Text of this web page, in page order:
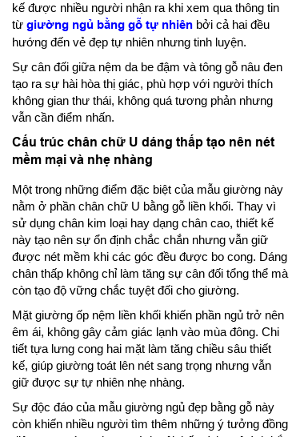
kế được nhiều người nhận ra khi xem qua thông tin
từ giường ngủ bằng gỗ tự nhiên bởi cả hai đều
hướng đến vẻ đẹp tự nhiên nhưng tinh luyện.
Sự cân đối giữa nệm da be đậm và tông gỗ nâu đen
tạo ra sự hài hòa thị giác, phù hợp với người thích
không gian thư thái, không quá tương phản nhưng
vẫn cần điểm nhấn.
Cấu trúc chân chữ U dáng thấp tạo nên nét
mềm mại và nhẹ nhàng
Một trong những điểm đặc biệt của mẫu giường này
nằm ở phần chân chữ U bằng gỗ liền khối. Thay vì
sử dụng chân kim loại hay dạng chân cao, thiết kế
này tạo nên sự ổn định chắc chắn nhưng vẫn giữ
được nét mềm khi các góc đều được bo cong. Dáng
chân thấp không chỉ làm tăng sự cân đối tổng thể mà
còn tạo độ vững chắc tuyệt đối cho giường.
Mặt giường ốp nệm liền khối khiến phần ngủ trở nên
êm ái, không gây cảm giác lạnh vào mùa đông. Chi
tiết tựa lưng cong hai mặt làm tăng chiều sâu thiết
kế, giúp giường toát lên nét sang trọng nhưng vẫn
giữ được sự tự nhiên nhẹ nhàng.
Sự độc đáo của mẫu giường ngủ đẹp bằng gỗ này
còn khiến nhiều người tìm thêm những ý tưởng đồng